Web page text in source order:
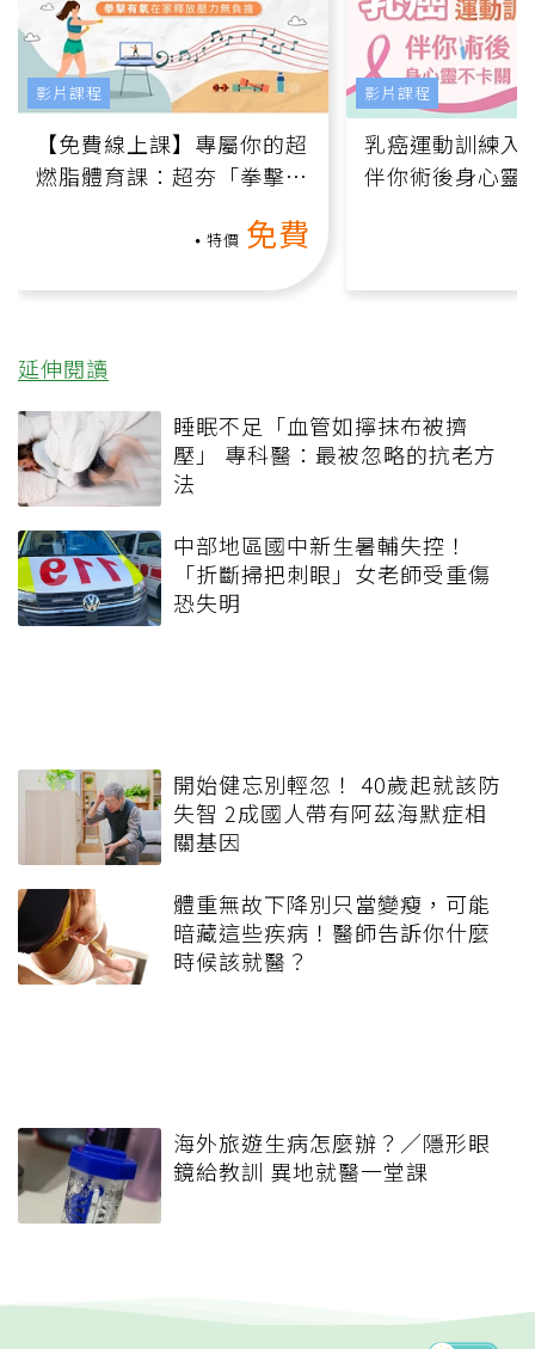
【免費線上課】專屬你的超
燃脂體育課：超夯「拳擊有
特價 免費
影片課程
乳癌運動訓練入
伴你術後身心靈
影片課程
延伸閱讀
睡眠不足「血管如擰抹布被擠
壓」 專科醫：最被忽略的抗老方
法
中部地區國中新生暑輔失控！
「折斷掃把刺眼」女老師受重傷
恐失明
開始健忘別輕忽！ 40歲起就該防
失智 2成國人帶有阿茲海默症相
關基因
體重無故下降別只當變瘦，可能
暗藏這些疾病！醫師告訴你什麼
時候該就醫？
海外旅遊生病怎麼辦？／隱形眼
鏡給教訓 異地就醫一堂課